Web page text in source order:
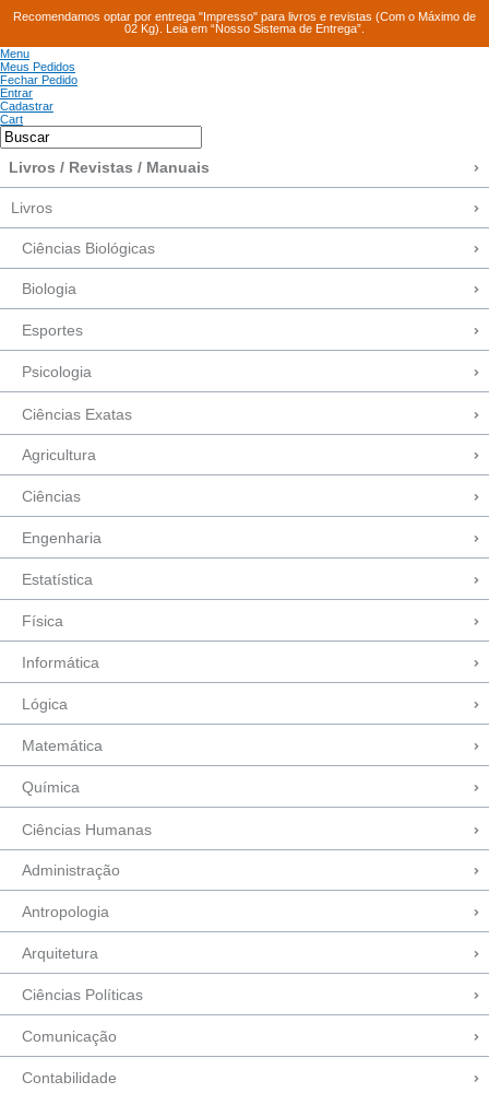
Recomendamos optar por entrega "Impresso" para livros e revistas (Com o Máximo de
02 Kg). Leia em “Nosso Sistema de Entrega”.
Menu
Meus Pedidos
Fechar Pedido
Entrar
Cadastrar
Cart
Livros / Revistas / Manuais
Livros
Ciências Biológicas
Biologia
Esportes
Psicologia
Ciências Exatas
Agricultura
Ciências
Engenharia
Estatística
Física
Informática
Lógica
Matemática
Química
Ciências Humanas
Administração
Antropologia
Arquitetura
Ciências Políticas
Comunicação
Contabilidade